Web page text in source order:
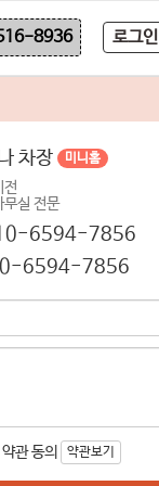
로그인
8936
차장 미니홈
전
무실 전문
6594-7856
6594-7856
관 동의 약관보기